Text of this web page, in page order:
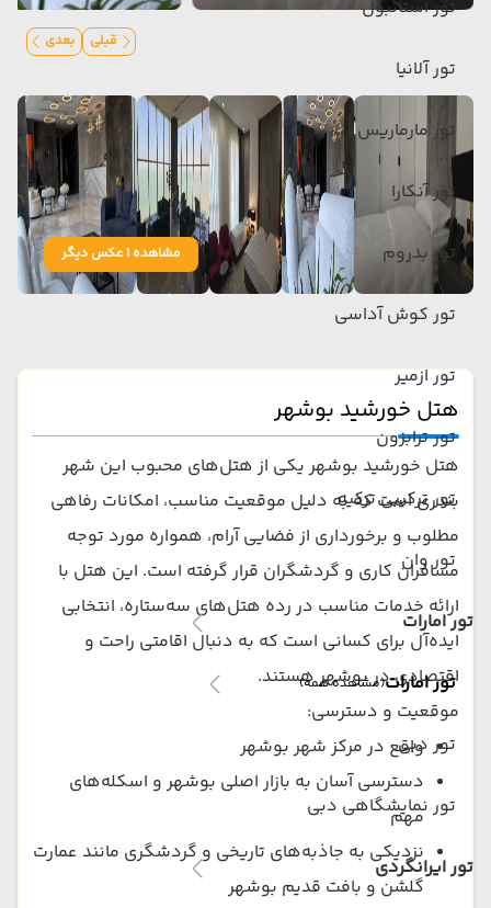
تور استانبول
تور آلانیا
تور مارماریس
تور آنکارا
تور بدروم
تور کوش آداسی
تور ازمیر
تور ترابزون
تور ترکیبی ترکیه
تور وان
تور امارات
تور امارات(مشاهده همه)
تور دبی
تور نمایشگاهی دبی
تور ایرانگردی
قبلی بعدی
مشاهده 1 عکس دیگر
هتل خورشید بوشهر
هتل خورشید بوشهر یکی از هتل‌های محبوب این شهر
بندری است که به دلیل موقعیت مناسب، امکانات رفاهی
مطلوب و برخورداری از فضایی آرام، همواره مورد توجه
مسافران کاری و گردشگران قرار گرفته است. این هتل با
ارائه خدمات مناسب در رده هتل‌های سه‌ستاره، انتخابی
ایده‌آل برای کسانی است که به دنبال اقامتی راحت و
اقتصادی در بوشهر هستند.
موقعیت و دسترسی:
واقع در مرکز شهر بوشهر
دسترسی آسان به بازار اصلی بوشهر و اسکله‌های
مهم
نزدیکی به جاذبه‌های تاریخی و گردشگری مانند عمارت
گلشن و بافت قدیم بوشهر